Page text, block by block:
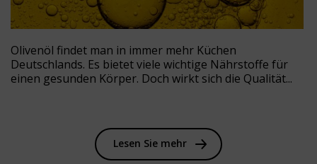
Olivenöl findet man in immer mehr Küchen
Deutschlands. Es bietet viele wichtige Nährstoffe für
einen gesunden Körper. Doch wirkt sich die Qualität...
Lesen Sie mehr